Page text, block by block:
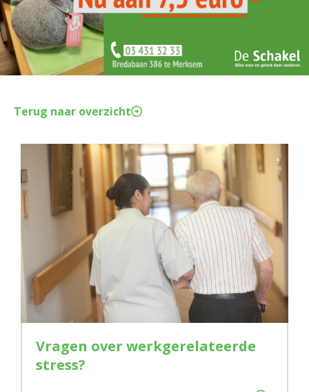
Terug naar overzicht
Vragen over werkgerelateerde
stress?